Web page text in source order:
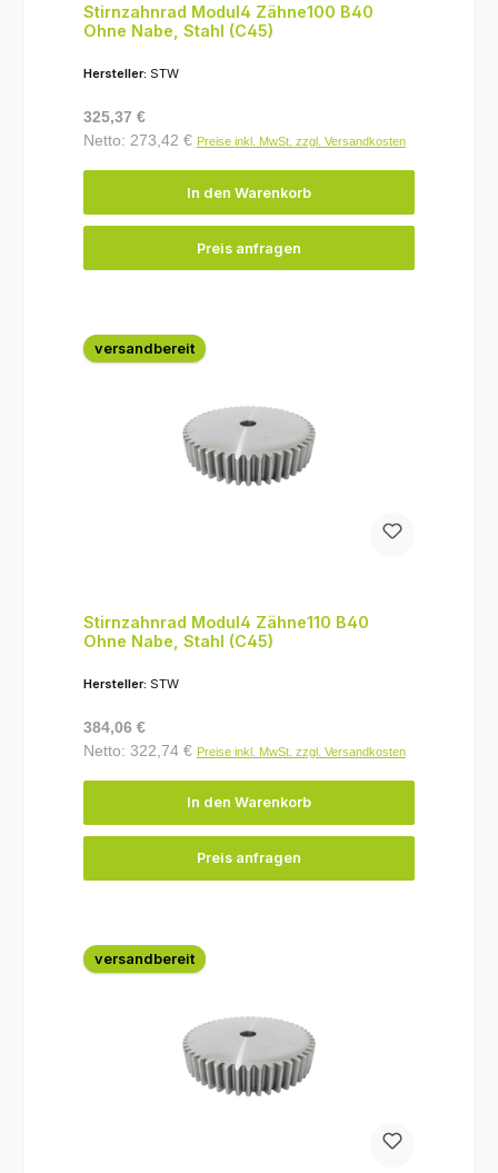
Stirnzahnrad Modul4 Zähne100 B40
Ohne Nabe, Stahl (C45)
Hersteller: STW
Regulärer Preis:
325,37 €
Netto: 273,42 € Preise inkl. MwSt. zzgl. Versandkosten
In den Warenkorb
Preis anfragen
versandbereit
Stirnzahnrad Modul4 Zähne110 B40
Ohne Nabe, Stahl (C45)
Hersteller: STW
Regulärer Preis:
384,06 €
Netto: 322,74 € Preise inkl. MwSt. zzgl. Versandkosten
In den Warenkorb
Preis anfragen
versandbereit